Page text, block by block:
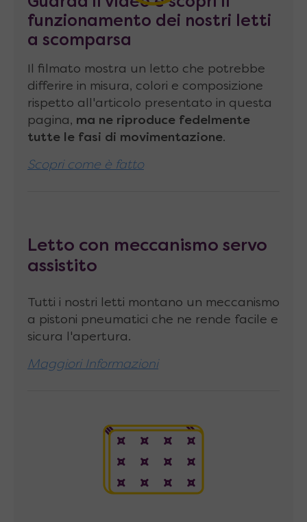
Materassi senza limitazioni! Grazie alla
profondità e alla solidità della struttura, è
possibile montare un comodo materasso
standard alto fino a 24cm
Il letto viene fornito da montare
matrimoniale a scomparsa
LIFT-O-MATtop quality, con stelo da 14mm
e cilindro da 28mm
Altezza da terra della rete : 35 cm
Materasso abbinabile
180 x 200 x 24 cm, peso consigliato 25-30
parte superiore del letto tramite staffe in
tasselli assicurano la completa tenuta di
funzionamento dei nostri letti
a scomparsa
Il filmato mostra un letto che potrebbe
differire in misura, colori e composizione
rispetto all'articolo presentato in questa
pagina, ma ne riproduce fedelmente
tutte le fasi di movimentazione.
Scopri come è fatto
Letto con meccanismo servo
assistito
Tutti i nostri letti montano un meccanismo
a pistoni pneumatici che ne rende facile e
sicura l'apertura.
Maggiori Informazioni